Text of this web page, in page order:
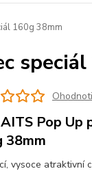
160g 38mm
Pop Up
38mm
vysoce atraktivní